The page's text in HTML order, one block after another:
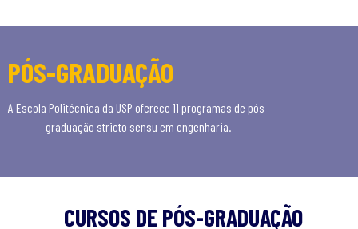
PÓS-GRADUAÇÃO
A Escola Politécnica da USP oferece 11 programas de pós-
graduação stricto sensu em engenharia.
CURSOS DE PÓS-GRADUAÇÃO